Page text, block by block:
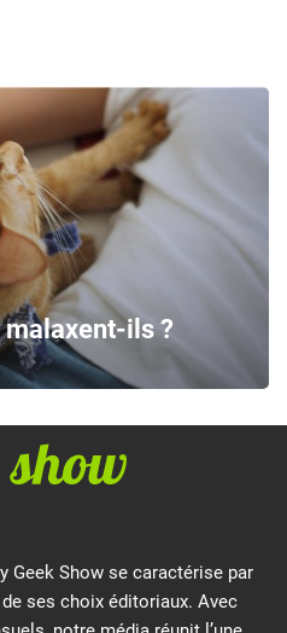
malaxent-ils ?
Geek Show se caractérise par
ses choix éditoriaux. Avec